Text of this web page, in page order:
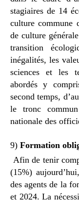
stagiaires de 14
culture commune
de culture
transition
inégalités, les
sciences et les
abordés y
second temps,
le tronc
nationale des
9) Formation
Afin de tenir
(15%)
des agents de la
et 2024. La